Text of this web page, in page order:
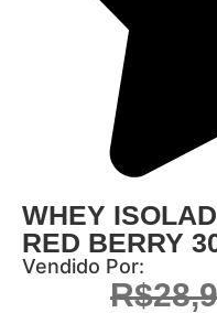
WHEY
RED BERRY
Vendido Por:
R$